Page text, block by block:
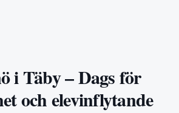
i Täby – Dags för
och elevinflytande